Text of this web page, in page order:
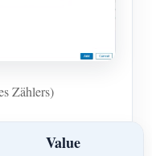
Zählers)
Value